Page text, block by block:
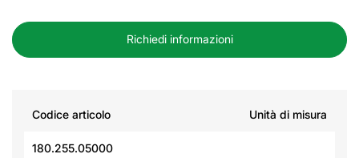
Richiedi informazioni
Codice articolo Unità di misura
180.255.05000